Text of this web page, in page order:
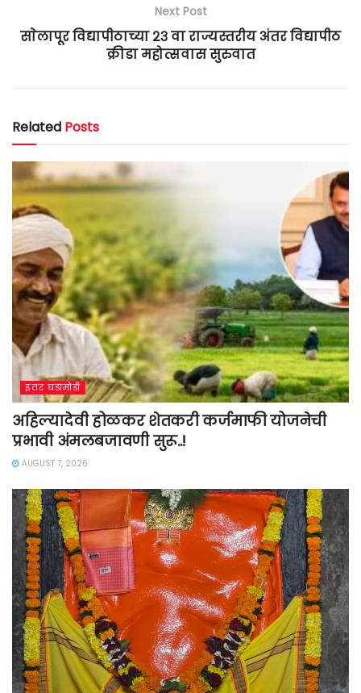
Next Post
साेलापूर विद्यापीठाच्या २३ वा राज्यस्तरीय अंतर विद्यापीठ
क्रीडा महोत्सवास सुरुवात
Related Posts
इतर घडामोडी
अहिल्यादेवी होळकर शेतकरी कर्जमाफी योजनेची
प्रभावी अंमलबजावणी सुरू..!
AUGUST 7, 2026